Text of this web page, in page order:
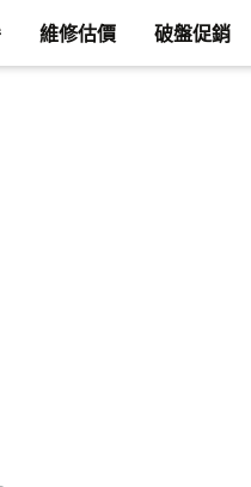
維修估價 破盤促銷